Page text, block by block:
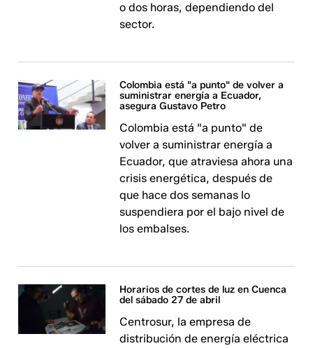
o dos horas, dependiendo del
sector.
Colombia está "a punto" de volver a
suministrar energía a Ecuador,
asegura Gustavo Petro
Colombia está "a punto" de
volver a suministrar energía a
Ecuador, que atraviesa ahora una
crisis energética, después de
que hace dos semanas lo
suspendiera por el bajo nivel de
los embalses.
Horarios de cortes de luz en Cuenca
del sábado 27 de abril
Centrosur, la empresa de
distribución de energía eléctrica